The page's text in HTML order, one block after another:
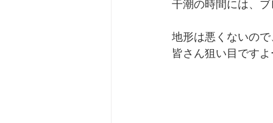
干潮の時間には、
地形は悪くないの
皆さん狙い目です